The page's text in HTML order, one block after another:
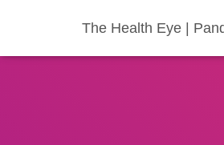
The Health Eye |